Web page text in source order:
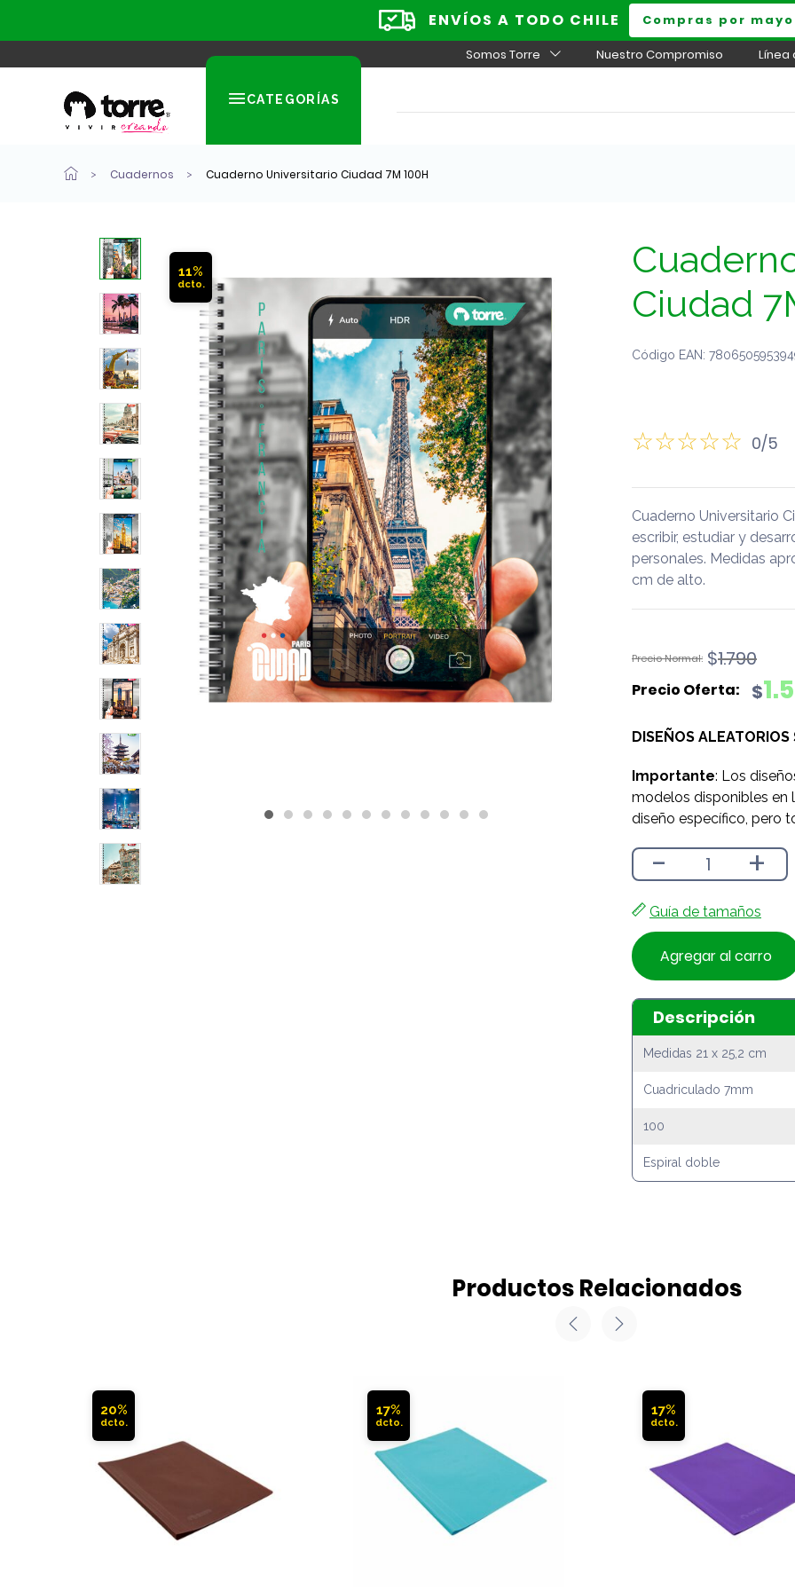
ENVÍOS A TODO CHILE Compras por
Somos Torre Nuestro Compromiso Línea
CATEGORÍAS
Cuadernos Cuaderno Universitario Ciudad 7M 100H
11%
Ciudad
Código EAN:
0/5
Cuaderno Universitario
escribir, estudiar y
personales. Medidas
cm de alto.
$1.790
El
original
$1.790.
$
El
actual
$1.590.
DISEÑOS
Importante: Los
modelos disponibles en
diseño específico, pero
- +
Guía de tamaños
Agregar al carro
Descripción
Medidas 21 x 25,2 cm
Cuadriculado 7mm
100
Espiral doble
Productos Relacionados
20% 17% 17%